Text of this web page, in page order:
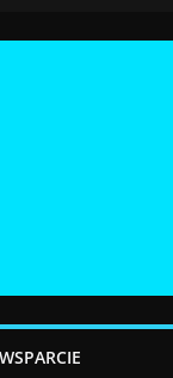
WSPARCIE